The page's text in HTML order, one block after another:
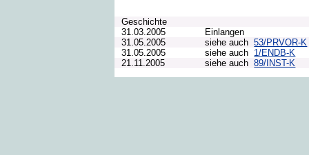
Geschichte
31.03.2005
Einlangen
31.05.2005
siehe auch 53/PRVOR-K
31.05.2005
siehe auch 1/ENDB-K
21.11.2005
siehe auch 89/INST-K